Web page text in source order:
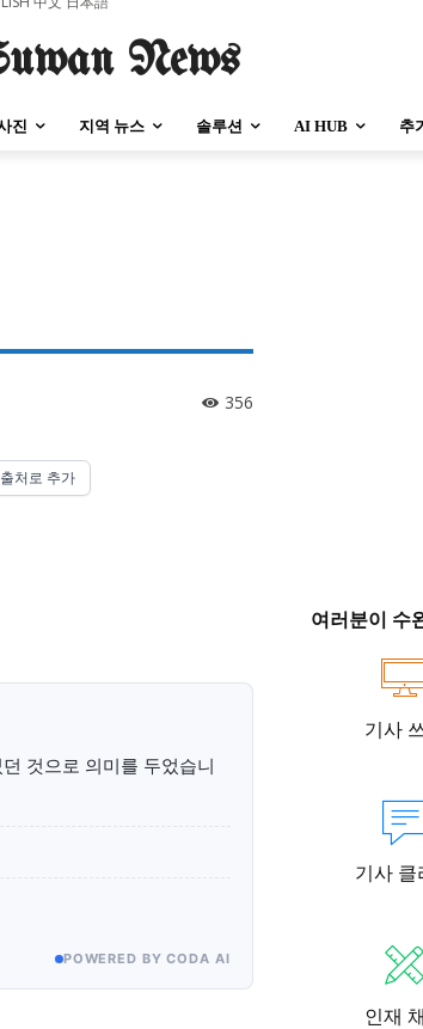
즘 바이브
즘 바이브
News
진 지역 뉴스 솔루션 AI HUB 추
356
처로 추가
것으로 의미를 두었습니
POWERED BY CODA AI
여러분이 수
기사
기사 클
인재